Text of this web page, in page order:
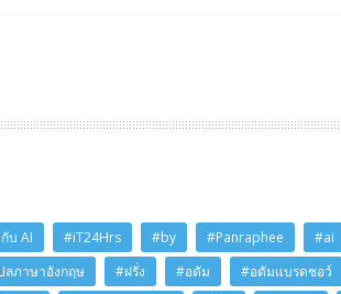
บ AI #iT24Hrs #by #Panraphee #ai
ลภาษาอังกฤษ #ฝรั่ง #อดัม #อดัมแบรดชอว์